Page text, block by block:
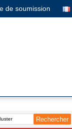
de soumission